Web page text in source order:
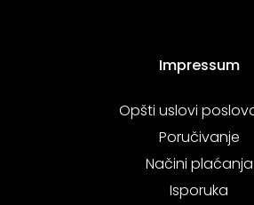
Impressum
Opšti uslovi
Poručivanje
Načini plaćanja
Isporuka